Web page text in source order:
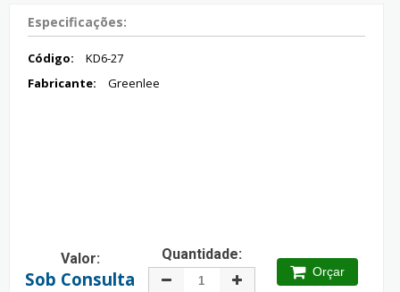
Especificações:
Código:
KD6-27
Fabricante:
Greenlee
Valor:
Sob Consulta
Quantidade:
Orçar